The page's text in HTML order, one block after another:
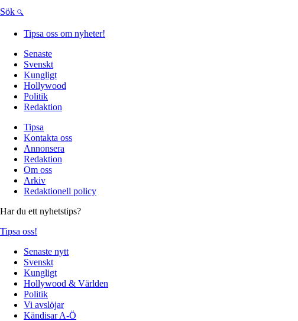
Sök
Tipsa oss om nyheter!
Senaste
Svenskt
Kungligt
Hollywood
Politik
Redaktion
Tipsa
Kontakta oss
Annonsera
Redaktion
Om oss
Arkiv
Redaktionell policy
Har du ett nyhetstips?
Tipsa oss!
Senaste nytt
Svenskt
Kungligt
Hollywood & Världen
Politik
Vi avslöjar
Kändisar A-Ö